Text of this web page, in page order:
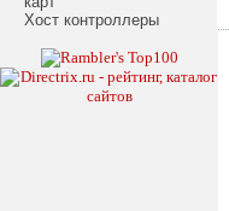
Хост контроллеры